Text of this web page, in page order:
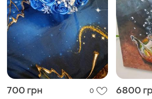
700 грн 0 6800